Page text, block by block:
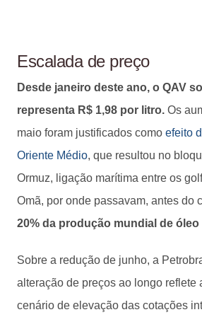
Escalada de preço
Desde janeiro deste ano, o QAV
representa R$ 1,98 por litro. Os
maio foram justificados como efeito
Oriente Médio, que resultou no
Ormuz, ligação marítima entre os
Omã, por onde passavam, antes do
20% da produção mundial de óleo
Sobre a redução de junho, a
alteração de preços ao longo reflete
cenário de elevação das cotações